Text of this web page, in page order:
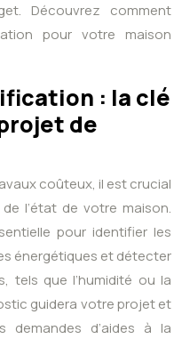
Découvrez comment
pour votre maison
: la clé
de
coûteux, il est crucial
l’état de votre maison.
pour identifier les
énergétiques et détecter
tels que l’humidité ou la
guidera votre projet et
demandes d’aides à la